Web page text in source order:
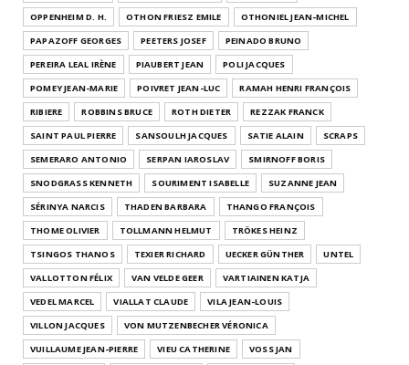
OPPENHEIM D. H.
OTHON FRIESZ EMILE
OTHONIEL JEAN-MICHEL
PAPAZOFF GEORGES
PEETERS JOSEF
PEINADO BRUNO
PEREIRA LEAL IRÈNE
PIAUBERT JEAN
POLI JACQUES
POMEY JEAN-MARIE
POIVRET JEAN-LUC
RAMAH HENRI FRANÇOIS
RIBIERE
ROBBINS BRUCE ROTH DIETER
REZZAK FRANCK
SAINT PAUL PIERRE
SANSOULH JACQUES SATIE ALAIN
SCRAPS
SEMERARO ANTONIO
SERPAN IAROSLAV
SMIRNOFF BORIS
SNODGRASS KENNETH
SOURIMENT ISABELLE
SUZANNE JEAN
SÉRINYA NARCIS
THADEN BARBARA
THANGO FRANÇOIS
THOME OLIVIER
TOLLMANN HELMUT
TRÖKES HEINZ
TSINGOS THANOS
TEXIER RICHARD UECKER GÜNTHER
UNTEL
VALLOTTON FÉLIX
VAN VELDE GEER
VARTIAINEN KATJA
VEDEL MARCEL
VIALLAT CLAUDE
VILA JEAN-LOUIS
VILLON JACQUES
VON MUTZENBECHER VÉRONICA
VUILLAUME JEAN-PIERRE
VIEU CATHERINE
VOSS JAN